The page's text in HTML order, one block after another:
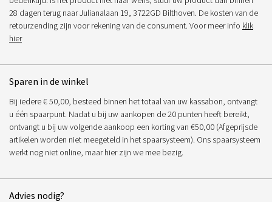
28 dagen terug naar Julianalaan 19, 3722GD Bilthoven. De kosten van de
retourzending zijn voor rekening van de consument. Voor meer info klik
hier
Sparen in de winkel
Bij iedere € 50,00, besteed binnen het totaal van uw kassabon, ontvangt
u één spaarpunt. Nadat u bij uw aankopen de 20 punten heeft bereikt,
ontvangt u bij uw volgende aankoop een korting van €50,00 (Afgeprijsde
artikelen worden niet meegeteld in het spaarsysteem). Ons spaarsysteem
werkt nog niet online, maar hier zijn we mee bezig.
Advies nodig?